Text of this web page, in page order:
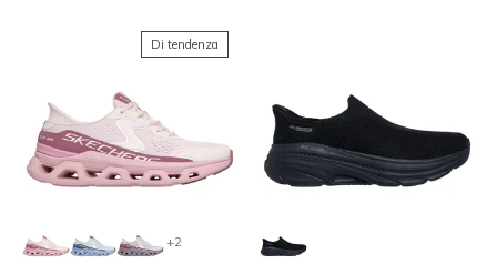
Di tendenza
+2